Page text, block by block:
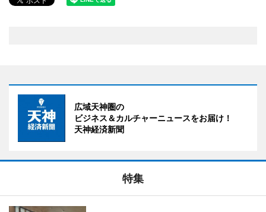
広域天神圏の
ビジネス＆カルチャーニュースをお届け！
天神経済新聞
特集